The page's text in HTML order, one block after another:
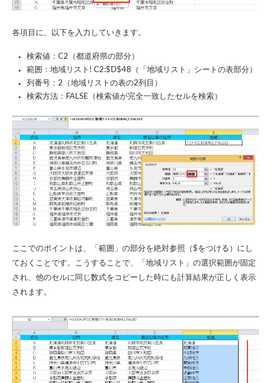
各項目に、以下を入力していきます。
検索値：C2（都道府県の部分）
範囲：地域リスト! C2:$D$48（「地域リスト」シートの表部分）
列番号：2（地域リストの表の2列目）
検索方法：FALSE（検索値が完全一致したセルを検索）
ここでのポイントは、「範囲」の部分を絶対参照（$をつける）にし
ておくことです。こうすることで、「地域リスト」の選択範囲が固定
され、他のセルに同じ数式をコピーした時にも計算結果が正しく表示
されます。